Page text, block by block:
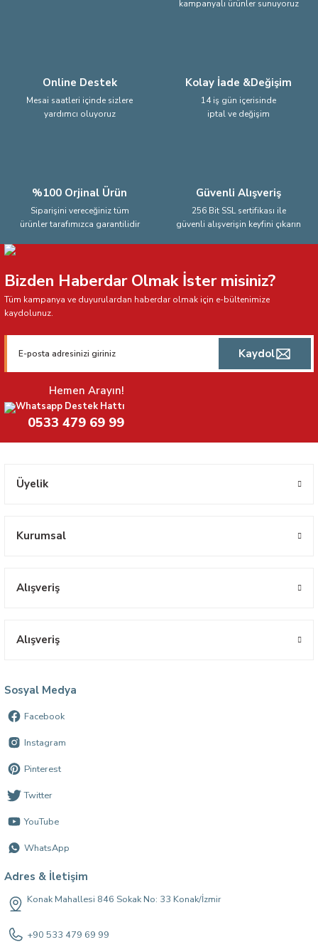
kampanyalı ürünler sunuyoruz
Online Destek
Mesai saatleri içinde sizlere
yardımcı oluyoruz
Kolay İade &Değişim
14 iş gün içerisinde
iptal ve değişim
%100 Orjinal Ürün
Siparişini vereceğiniz tüm
ürünler tarafımızca garantilidir
Güvenli Alışveriş
256 Bit SSL sertifikası ile
güvenli alışverişin keyfini çıkarın
Bizden Haberdar Olmak İster misiniz?
Tüm kampanya ve duyurulardan haberdar olmak için e-bültenimize
kaydolunuz.
Kaydol
Hemen Arayın!
Whatsapp Destek Hattı
0533 479 69 99
Üyelik
Kurumsal
Alışveriş
Alışveriş
Sosyal Medya
Facebook
Instagram
Pinterest
Twitter
YouTube
WhatsApp
Adres & İletişim
Konak Mahallesi 846 Sokak No: 33 Konak/İzmir
+90 533 479 69 99